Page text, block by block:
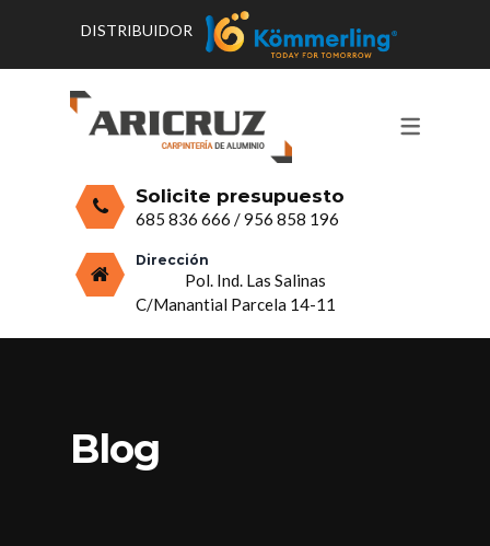
PRODUCTOS
PUERTAS, VENTANAS Y
CERRAMIENTOS, PORCHES Y TECHOS
ALUMINIO
CONTACTO Y HORARIOS
PRESUPUESTO
DISTRIBUIDOR
Solicite presupuesto
685 836 666 /956 858 196
Dirección
Pol. Ind. Las Salinas
C/Manantial Parcela 14-11
Blog